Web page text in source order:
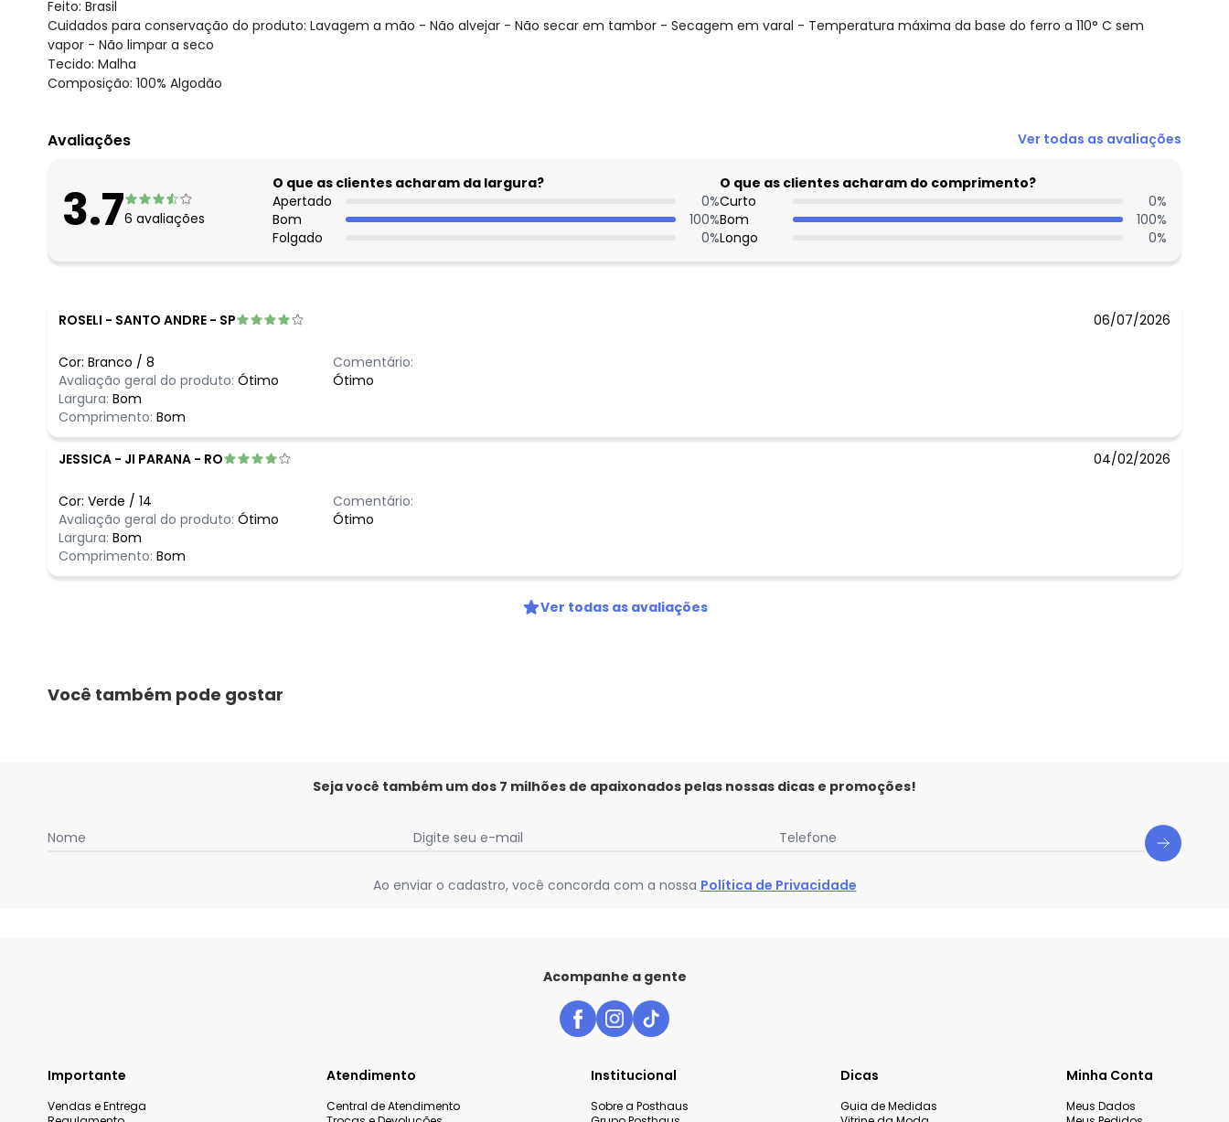
Feito: Brasil
Cuidados para conservação do produto: Lavagem a mão - Não alvejar - Não secar em tambor - Secagem em varal - Temperatura máxima da base do ferro a 110° C sem
vapor - Não limpar a seco
Tecido: Malha
Composição: 100% Algodão
Avaliações Ver todas as avaliações
3.76 avaliações
O que as clientes acharam da largura?
Apertado
0%
Bom
100%
Folgado
0%
O que as clientes acharam do comprimento?
Curto
0%
Bom
100%
Longo
0%
ROSELI - SANTO ANDRE - SP 06/07/2026
Cor: Branco / 8
Avaliação geral do produto: Ótimo
Largura: Bom
Comprimento: Bom
Comentário:
Ótimo
JESSICA - JI PARANA - RO 04/02/2026
Cor: Verde / 14
Avaliação geral do produto: Ótimo
Largura: Bom
Comprimento: Bom
Comentário:
Ótimo
Ver todas as avaliações
Você também pode gostar
Seja você também um dos 7 milhões de apaixonados pelas nossas dicas e promoções!
Nome Digite seu e-mail Telefone
Ao enviar o cadastro, você concorda com a nossa Política de Privacidade
Acompanhe a gente
Importante
Vendas e Entrega
Atendimento
Central de Atendimento
Institucional
Sobre a Posthaus
Dicas
Guia de Medidas
Minha Conta
Meus Dados
Ao enviar o cadastro, você concorda com a nossaPolítica de
Privacidade